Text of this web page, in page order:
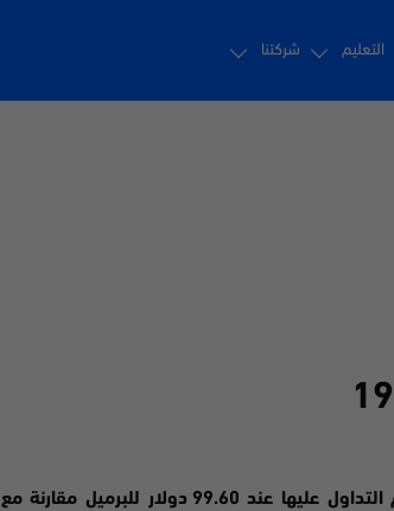
التعليم شركتنا
العقود الاجلة للخام الامريكي بنسبة 0.18 بالمئة ليتم التداول عليها عند 99.60 دولار للبرميل مقارنة مع